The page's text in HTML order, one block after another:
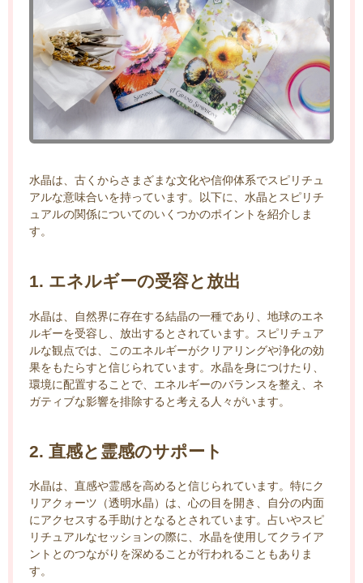
水晶は、古くからさまざまな文化や信仰体系でスピリチュ
アルな意味合いを持っています。以下に、水晶とスピリチ
ュアルの関係についてのいくつかのポイントを紹介しま
す。
1. エネルギーの受容と放出
水晶は、自然界に存在する結晶の一種であり、地球のエネ
ルギーを受容し、放出するとされています。スピリチュア
ルな観点では、このエネルギーがクリアリングや浄化の効
果をもたらすと信じられています。水晶を身につけたり、
環境に配置することで、エネルギーのバランスを整え、ネ
ガティブな影響を排除すると考える人々がいます。
2. 直感と霊感のサポート
水晶は、直感や霊感を高めると信じられています。特にク
リアクォーツ（透明水晶）は、心の目を開き、自分の内面
にアクセスする手助けとなるとされています。占いやスピ
リチュアルなセッションの際に、水晶を使用してクライア
ントとのつながりを深めることが行われることもありま
す。